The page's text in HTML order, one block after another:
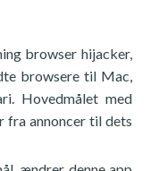
browser hijacker,
browsere til Mac,
Hovedmålet med
annoncer til dets